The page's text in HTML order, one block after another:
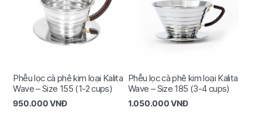
Phễu lọc cà phê kim loại Kalita
Wave – Size 155 (1-2 cups)
950.000VNĐ
Phễu lọc cà phê kim loại Kalita
Wave – Size 185 (3-4 cups)
1.050.000VNĐ